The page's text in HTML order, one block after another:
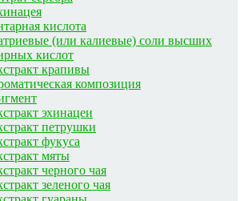
кислота
(или калиевые) соли высших
кислот
крапивы
композиция
эхинацеи
петрушки
фукуса
мяты
черного чая
зеленого чая